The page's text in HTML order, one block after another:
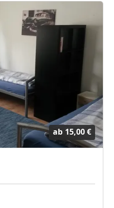
ab 15,00 €